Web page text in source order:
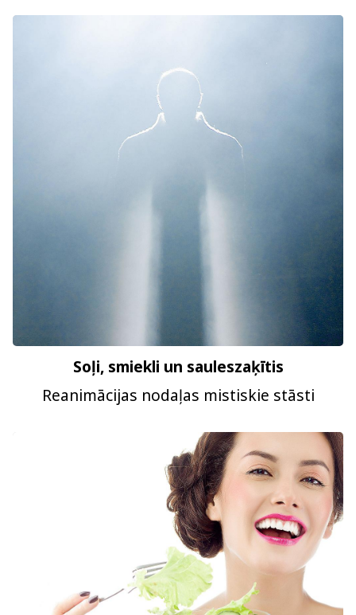
Soļi, smiekli un sauleszaķītis
Reanimācijas nodaļas mistiskie stāsti